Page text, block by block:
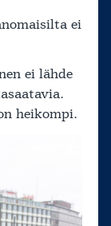
ei
ei lähde
heikompi.